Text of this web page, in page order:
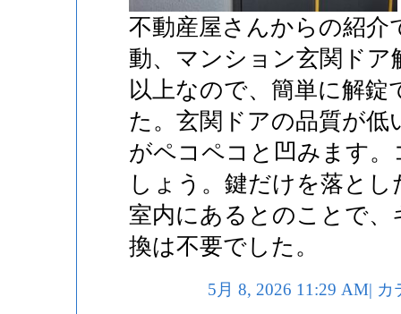
不動産屋さんからの紹介
動、マンション玄関ドア
以上なので、簡単に解錠
た。玄関ドアの品質が低
がペコペコと凹みます
しょう。鍵だけを落と
室内にあるとのことで
換は不要でした。
5月 8, 2026 11:29 AM| カ